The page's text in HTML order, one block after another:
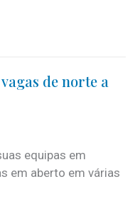
de norte a
equipas em
em aberto em várias